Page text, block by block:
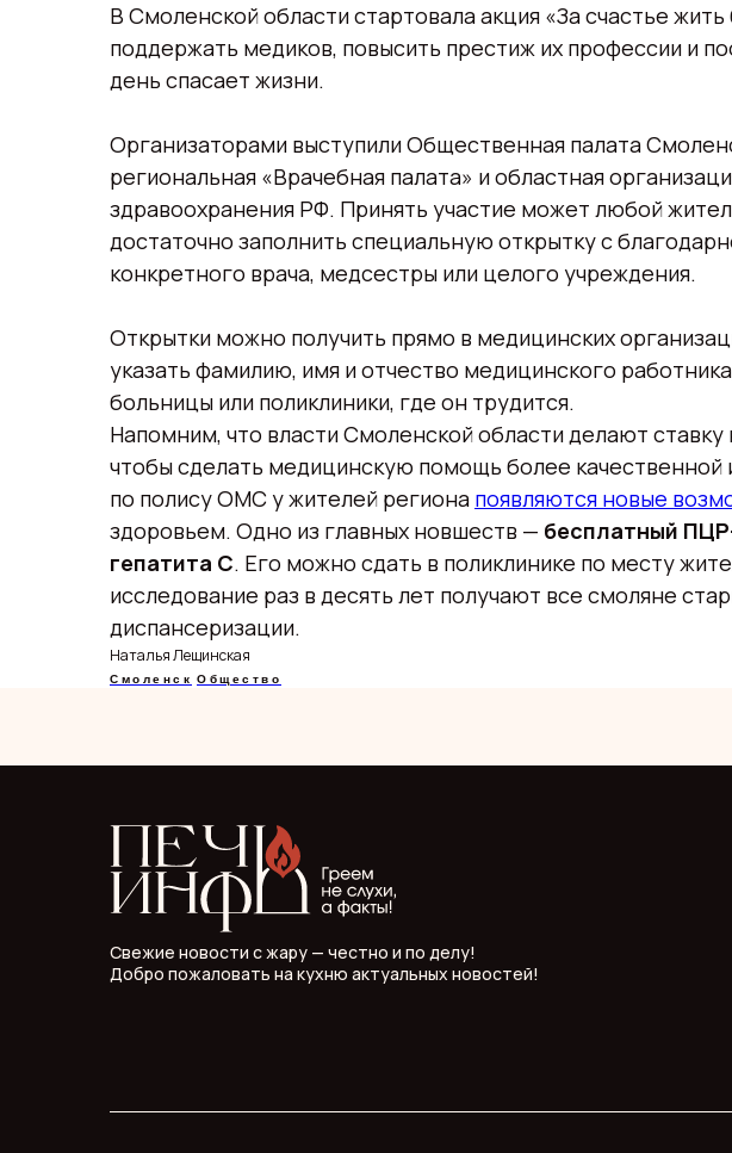
В Смоленской области стартовала акция «За счастье
поддержать медиков, повысить престиж их профессии и
день спасает жизни.
Организаторами выступили Общественная палата
региональная «Врачебная палата» и областная
здравоохранения РФ. Принять участие может любой
достаточно заполнить специальную открытку с
конкретного врача, медсестры или целого учреждения.
Открытки можно получить прямо в медицинских
указать фамилию, имя и отчество медицинского
больницы или поликлиники, где он трудится.
Напомним, что власти Смоленской области делают
чтобы сделать медицинскую помощь более качественной
по полису ОМС у жителей региона появляются новые
здоровьем. Одно из главных новшеств — бесплатный
гепатита С. Его можно сдать в поликлинике по месту
исследование раз в десять лет получают все смоляне
диспансеризации.
Наталья Лещинская
Смоленск Общество
Свежие новости с жару — честно и по делу!
Добро пожаловать на кухню актуальных новостей!